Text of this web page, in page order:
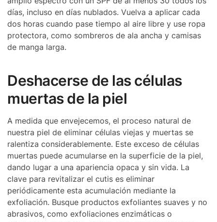
días, incluso en días nublados. Vuelva a aplicar cada
dos horas cuando pase tiempo al aire libre y use ropa
protectora, como sombreros de ala ancha y camisas
de manga larga.
Deshacerse de las células
muertas de la piel
A medida que envejecemos, el proceso natural de
nuestra piel de eliminar células viejas y muertas se
ralentiza considerablemente. Este exceso de células
muertas puede acumularse en la superficie de la piel,
dando lugar a una apariencia opaca y sin vida. La
clave para revitalizar el cutis es eliminar
periódicamente esta acumulación mediante la
exfoliación. Busque productos exfoliantes suaves y no
abrasivos, como exfoliaciones enzimáticas o